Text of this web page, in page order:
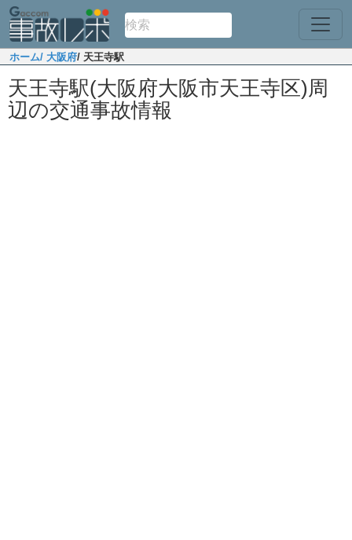
ホーム/ 大阪府/ 天王寺駅
天王寺駅(大阪府大阪市天王寺区)周
辺の交通事故情報